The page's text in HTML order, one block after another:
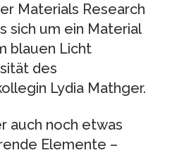
Materials Research
sich um ein Material
blauen Licht
des
Lydia Mathger.
auch noch etwas
Elemente –